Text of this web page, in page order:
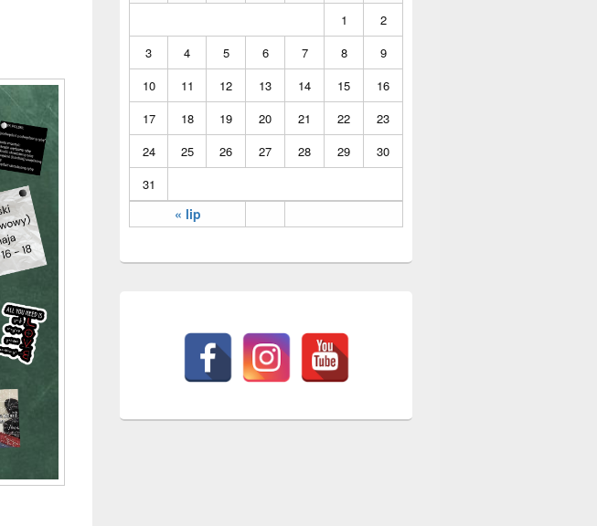
« lip
1
2
3
4 5 6 7 8
9
10
11 12 13 14 15
16
17
18 19 20 21 22
23
24
25 26 27 28 29
30
31